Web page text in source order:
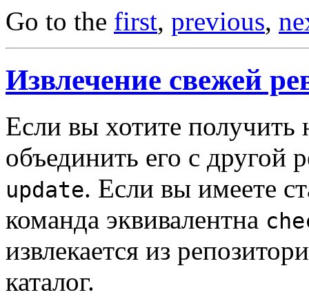
Go to the first, previous,
Извлечение свежей
Если вы хотите
объединить его с другой
update. Если вы имеете
команда эквивалентна
извлекается из
каталог.